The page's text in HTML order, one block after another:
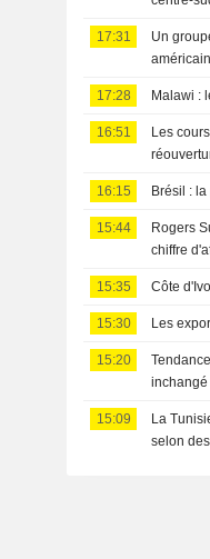
17:31
Un
17:28 Malawi :
16:51
Les
16:15 Brésil :
15:44
Rogers
chiffre
15:35 Côte
15:30 Les
15:20
inchangé
15:09
La
selon